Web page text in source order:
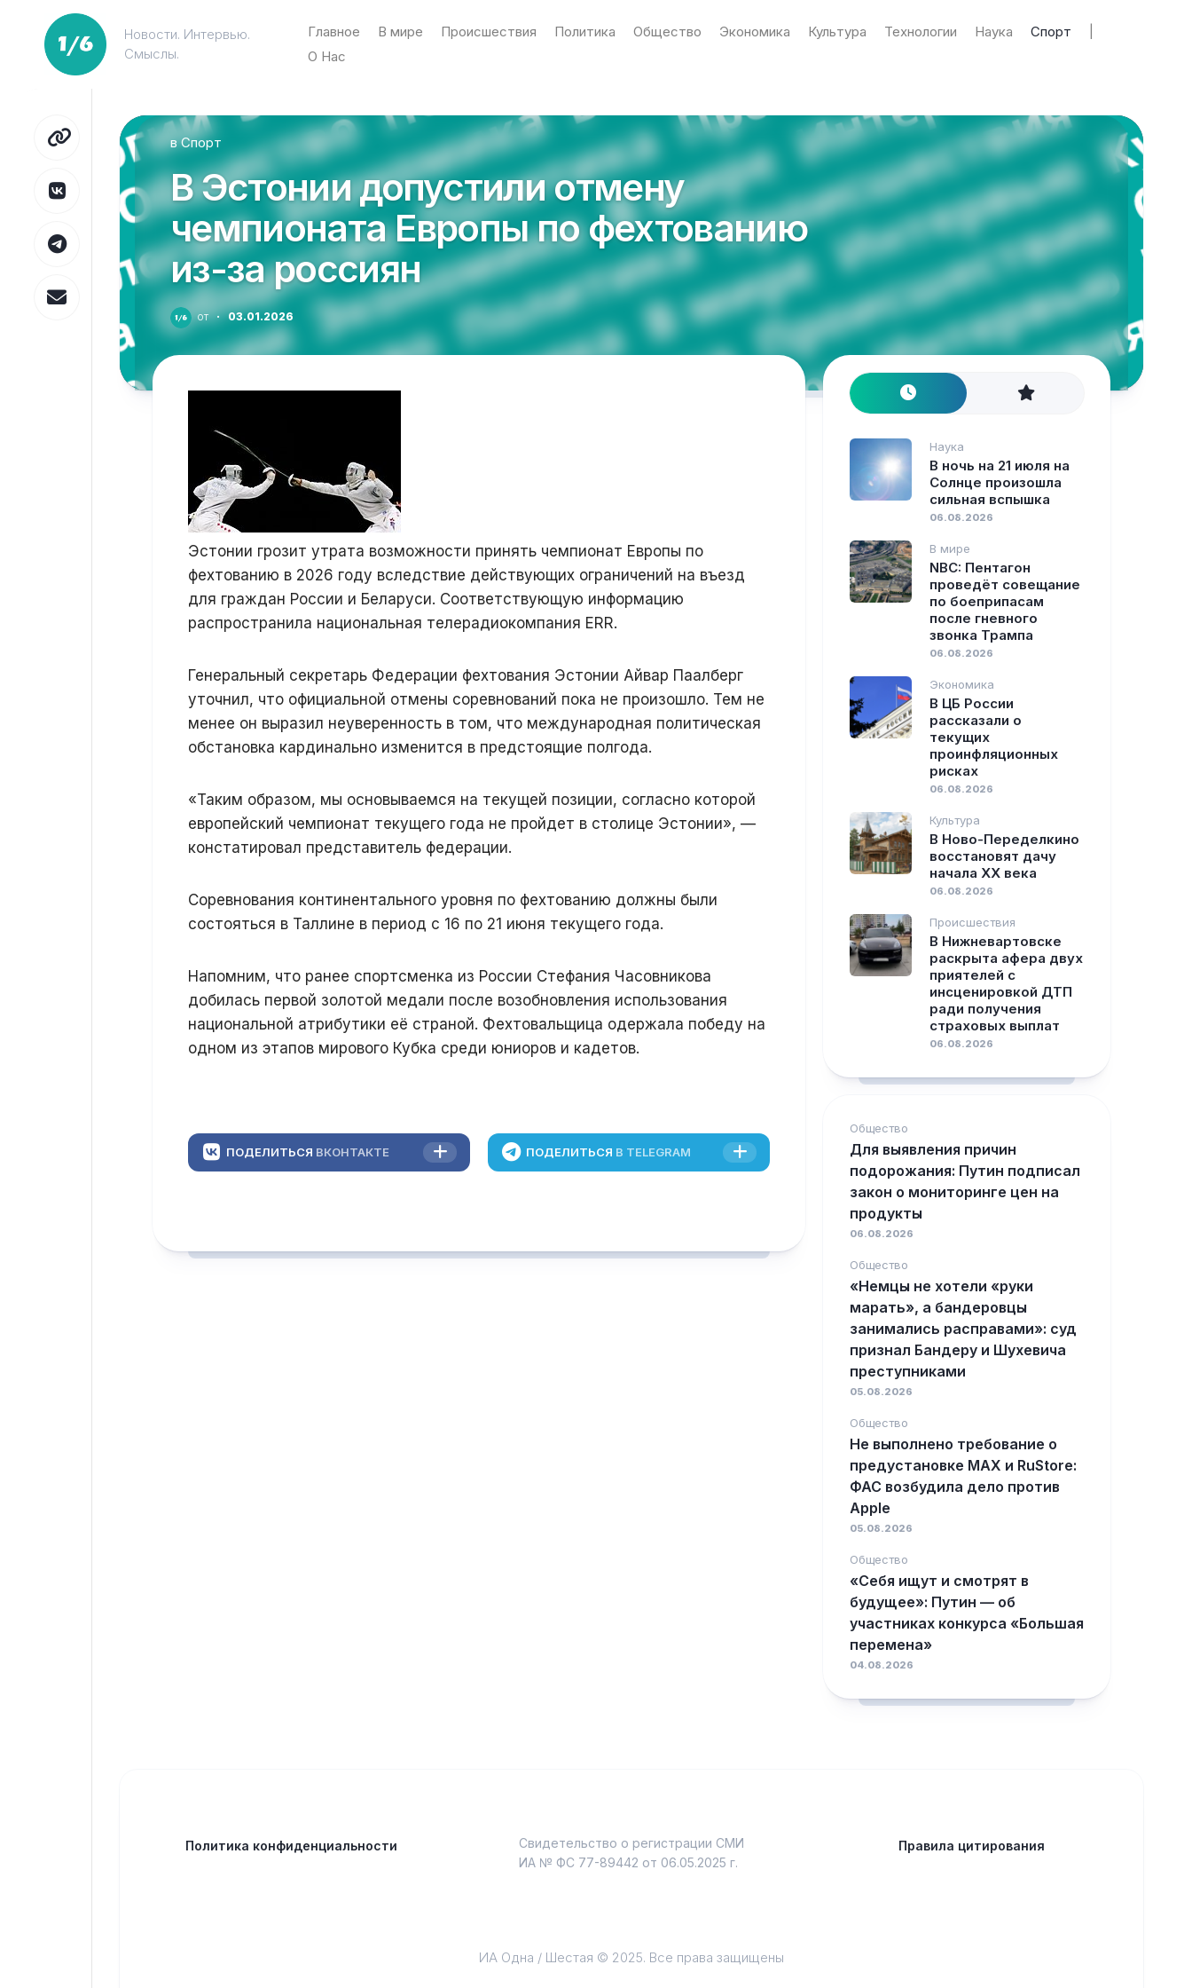
содержанию
Новости. Интервью.
Смыслы.
Главное В мире Происшествия Политика Общество Экономика Культура Технологии Наука Спорт
О Нас
вСпорт
В Эстонии допустили отмену
чемпионата Европы по фехтованию
из-за россиян
от · 03.01.2026
Эстонии грозит утрата возможности принять чемпионат Европы по
фехтованию в 2026 году вследствие действующих ограничений на въезд
для граждан России и Беларуси. Соответствующую информацию
распространила национальная телерадиокомпания ERR.
Генеральный секретарь Федерации фехтования Эстонии Айвар Паалберг
уточнил, что официальной отмены соревнований пока не произошло. Тем не
менее он выразил неуверенность в том, что международная политическая
обстановка кардинально изменится в предстоящие полгода.
«Таким образом, мы основываемся на текущей позиции, согласно которой
европейский чемпионат текущего года не пройдет в столице Эстонии», —
констатировал представитель федерации.
Соревнования континентального уровня по фехтованию должны были
состояться в Таллине в период с 16 по 21 июня текущего года.
Напомним, что ранее спортсменка из России Стефания Часовникова
добилась первой золотой медали после возобновления использования
национальной атрибутики её страной. Фехтовальщица одержала победу на
одном из этапов мирового Кубка среди юниоров и кадетов.
ПОДЕЛИТЬСЯ ВКОНТАКТЕ ПОДЕЛИТЬСЯ В TELEGRAM
Наука
В ночь на 21 июля на
Солнце произошла
сильная вспышка
06.08.2026
В мире
NBC: Пентагон
проведёт совещание
по боеприпасам
после гневного
звонка Трампа
06.08.2026
Экономика
В ЦБ России
рассказали о
текущих
проинфляционных
рисках
06.08.2026
Культура
В Ново-Переделкино
восстановят дачу
начала XX века
06.08.2026
Происшествия
В Нижневартовске
раскрыта афера двух
приятелей с
инсценировкой ДТП
ради получения
страховых выплат
06.08.2026
Общество
Для выявления причин
подорожания: Путин подписал
закон о мониторинге цен на
продукты
06.08.2026
Общество
«Немцы не хотели «руки
марать», а бандеровцы
занимались расправами»: суд
признал Бандеру и Шухевича
преступниками
05.08.2026
Общество
Не выполнено требование о
предустановке MAX и RuStore:
ФАС возбудила дело против
Apple
05.08.2026
Общество
«Себя ищут и смотрят в
будущее»: Путин — об
участниках конкурса «Большая
перемена»
04.08.2026
Политика конфиденциальности
Свидетельство о регистрации СМИ
ИА № ФС 77-89442 от 06.05.2025 г.
Правила цитирования
ИА Одна / Шестая © 2025. Все права защищены